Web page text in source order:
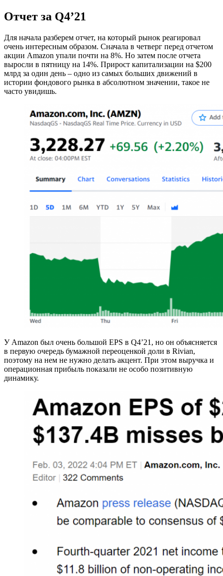
Отчет за Q4’21
Для начала разберем отчет, на который рынок реагировал
очень интересным образом. Сначала в четверг перед отчетом
акции Amazon упали почти на 8%. Но затем после отчета
выросли в пятницу на 14%. Прирост капитализации на $200
млрд за один день – одно из самых больших движений в
истории фондового рынка в абсолютном значении, такое не
часто увидишь.
У Amazon был очень большой EPS в Q4’21, но он объясняется
в первую очередь бумажной переоценкой доли в Rivian,
поэтому на нем не нужно делать акцент. При этом выручка и
операционная прибыль показали не особо позитивную
динамику.